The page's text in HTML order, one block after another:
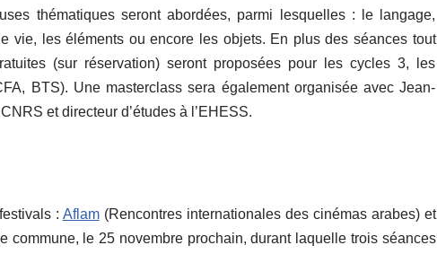
thématiques seront abordées, parmi lesquelles : le langage,
vie, les éléments ou encore les objets. En plus des séances tout
(sur réservation) seront proposées pour les cycles 3, les
BTS). Une masterclass sera également organisée avec Jean-
et directeur d’études à l’EHESS.
: Aflam(Rencontres internationales des cinémas arabes) et
commune, le 25 novembre prochain, durant laquelle trois séances